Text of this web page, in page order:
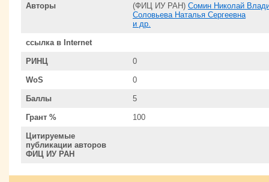
Авторы (ФИЦ ИУ РАН) Сомин Николай
Соловьева Наталья Сергеевна
и др.
ссылка в Internet
РИНЦ 0
WoS 0
Баллы 5
Грант % 100
Цитируемые
публикации авторов
ФИЦ ИУ РАН